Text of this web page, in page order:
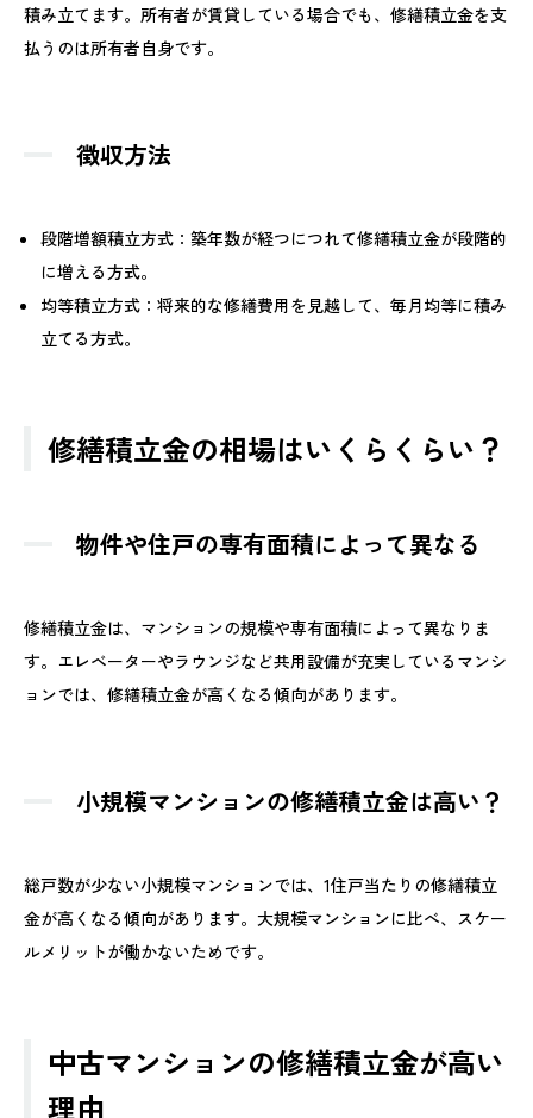
積み立てます。所有者が賃貸している場合でも、修繕積立金を支
払うのは所有者自身です。
徴収方法
段階増額積立方式：築年数が経つにつれて修繕積立金が段階的
に増える方式。
均等積立方式：将来的な修繕費用を見越して、毎月均等に積み
立てる方式。
修繕積立金の相場はいくらくらい？
物件や住戸の専有面積によって異なる
修繕積立金は、マンションの規模や専有面積によって異なりま
す。エレベーターやラウンジなど共用設備が充実しているマンシ
ョンでは、修繕積立金が高くなる傾向があります。
小規模マンションの修繕積立金は高い？
総戸数が少ない小規模マンションでは、1住戸当たりの修繕積立
金が高くなる傾向があります。大規模マンションに比べ、スケー
ルメリットが働かないためです。
中古マンションの修繕積立金が高い
理由